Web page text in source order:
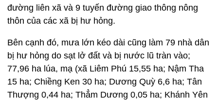
đường liên xã và 9 tuyến đường giao thông nông
thôn của các xã bị hư hỏng.
Bên cạnh đó, mưa lớn kéo dài cũng làm 79 nhà dân
bị hư hỏng do sạt lở đất và bị nước lũ tràn vào;
77,96 ha lúa, mạ (xã Liêm Phú 15,55 ha; Nậm Tha
15 ha; Chiềng Ken 30 ha; Dương Quỳ 6,6 ha; Tân
Thượng 0,44 ha; Thẳm Dương 0,05 ha; Khánh Yên